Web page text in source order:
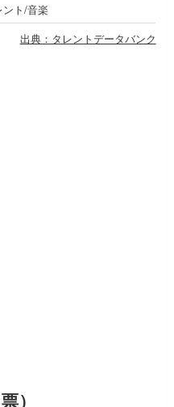
ト/音楽
出典：タレントデータバンク
）